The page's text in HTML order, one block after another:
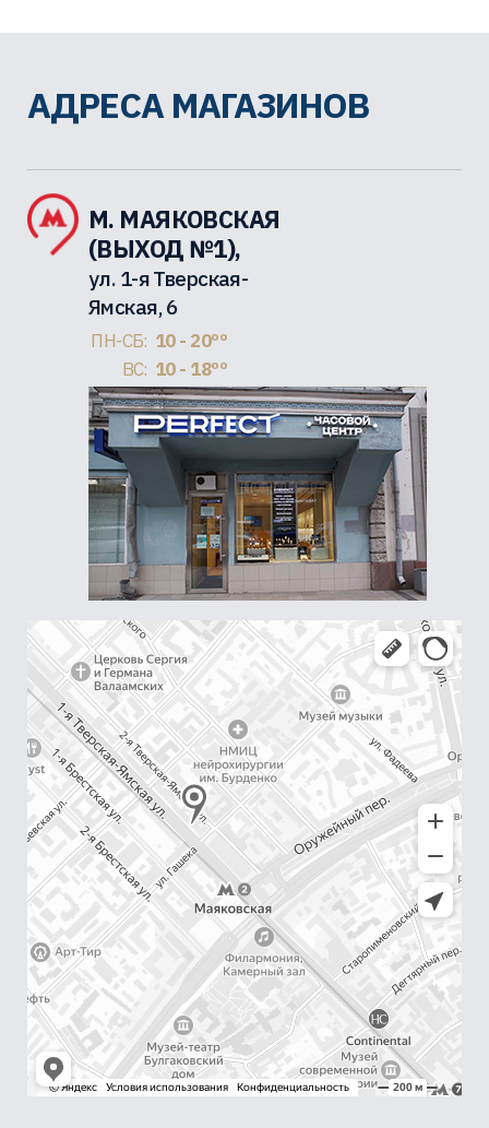
АДРЕСА МАГАЗИНОВ
М. МАЯКОВСКАЯ
(ВЫХОД №1),
ул. 1-я Тверская-
Ямская, 6
ПН-СБ: 10 - 20ºº
ВС: 10 - 18ºº